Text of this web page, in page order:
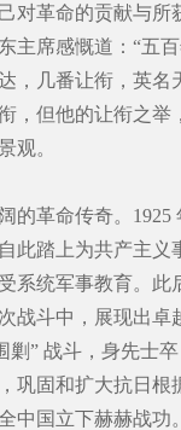
对革命的贡献与
主席感慨道：“五
，几番让衔，英
，但他的让衔之举
观。
的革命传奇。
此踏上为共产主
系统军事教育。此
战斗中，展现出
剿” 战斗，身先士
巩固和扩大抗日根
中国立下赫赫战